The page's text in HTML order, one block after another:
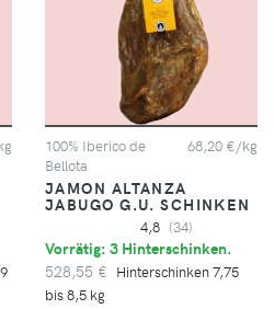
100% Iberico de
Bellota
68,20 €/kg
JAMON ALTANZA
JABUGO G.U. SCHINKEN
4,8 (34)
Vorrätig: 3 Hinterschinken.
528,55 € Hinterschinken 7,75
bis 8,5 kg